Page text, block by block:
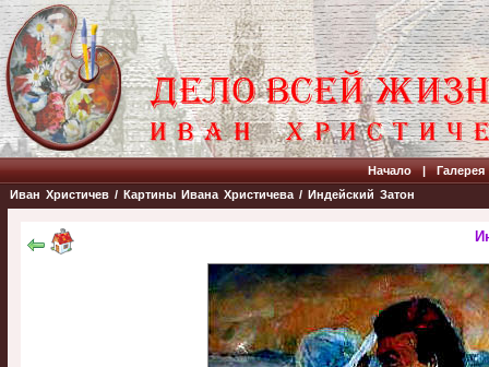
Начало|Галерея
Иван Христичев / Картины Ивана Христичева / Индейский Затон